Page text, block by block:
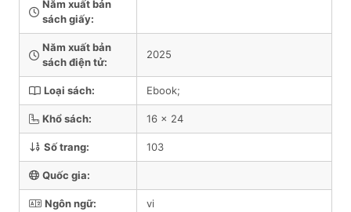
Năm xuất bản
sách giấy:
Năm xuất bản
sách điện tử:
2025
Loại sách: Ebook;
Khổ sách: 16 x 24
Số trang: 103
Quốc gia:
Ngôn ngữ: vi